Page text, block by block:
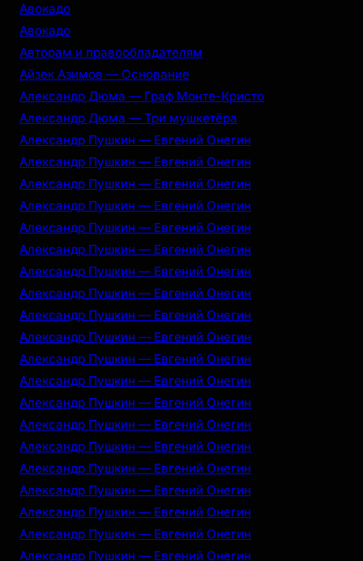
Авокадо
Авокадо
Авторам и правообладателям
Айзек Азимов — Основание
Александр Дюма — Граф Монте-Кристо
Александр Дюма — Три мушкетёра
Александр Пушкин — Евгений Онегин
Александр Пушкин — Евгений Онегин
Александр Пушкин — Евгений Онегин
Александр Пушкин — Евгений Онегин
Александр Пушкин — Евгений Онегин
Александр Пушкин — Евгений Онегин
Александр Пушкин — Евгений Онегин
Александр Пушкин — Евгений Онегин
Александр Пушкин — Евгений Онегин
Александр Пушкин — Евгений Онегин
Александр Пушкин — Евгений Онегин
Александр Пушкин — Евгений Онегин
Александр Пушкин — Евгений Онегин
Александр Пушкин — Евгений Онегин
Александр Пушкин — Евгений Онегин
Александр Пушкин — Евгений Онегин
Александр Пушкин — Евгений Онегин
Александр Пушкин — Евгений Онегин
Александр Пушкин — Евгений Онегин
Александр Пушкин — Евгений Онегин